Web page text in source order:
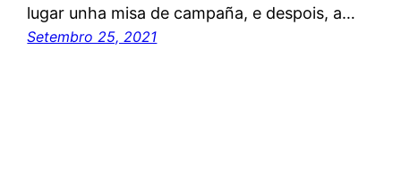
lugar unha misa de campaña, e despois, a…
Setembro 25, 2021